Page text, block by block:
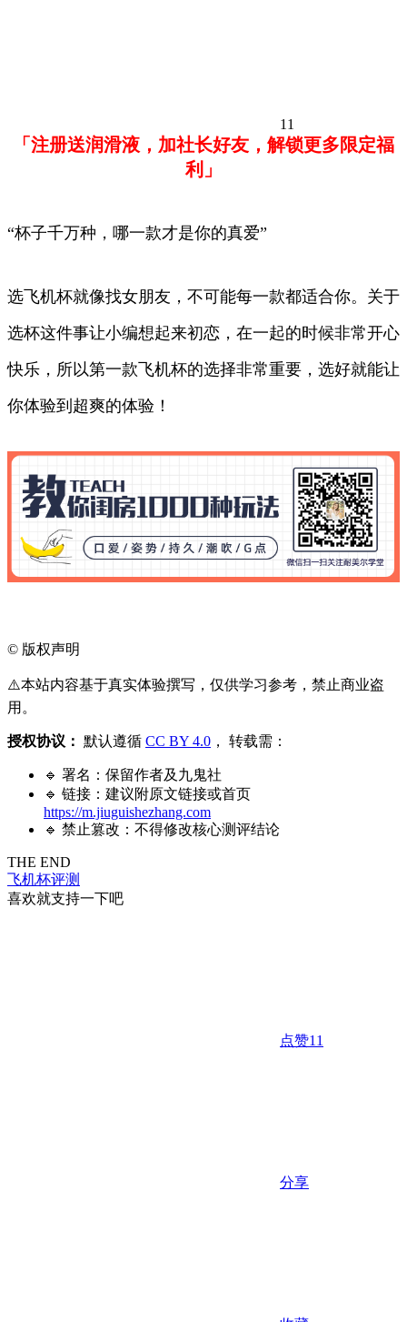
11
「注册送润滑液，加社长好友，解锁更多限定福
利」
“杯子千万种，哪一款才是你的真爱”
选飞机杯就像找女朋友，不可能每一款都适合你。关于
选杯这件事让小编想起来初恋，在一起的时候非常开心
快乐，所以第一款飞机杯的选择非常重要，选好就能让
你体验到超爽的体验！
© 版权声明
⚠️本站内容基于真实体验撰写，仅供学习参考，禁止商业盗
用。
授权协议： 默认遵循 CC BY 4.0 ， 转载需：
🔹 署名：保留作者及 九鬼社
🔹 链接：建议附原文链接或首页
https://m.jiuguishezhang.com
🔹 禁止篡改：不得修改核心测评结论
THE END
飞机杯评测
喜欢就支持一下吧
点赞11
分享